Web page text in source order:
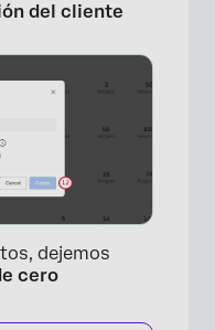
×
del cliente
dejemos
cero